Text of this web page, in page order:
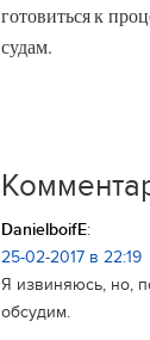
готовиться к
судам.
DanielboifE:
25-02-2017 в 22:19
Я извиняюсь, но,
обсудим.